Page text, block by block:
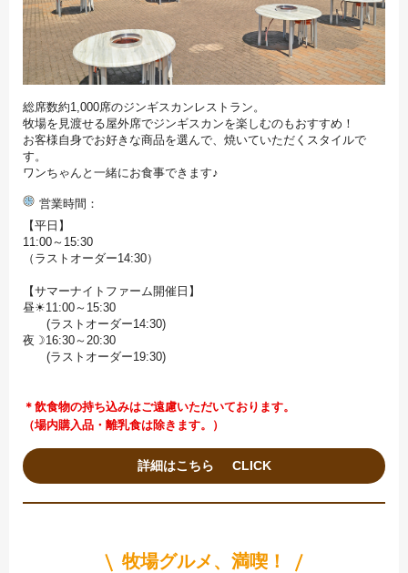
総席数約1,000席のジンギスカンレストラン。
牧場を見渡せる屋外席でジンギスカンを楽しむのもおすすめ！
お客様自身でお好きな商品を選んで、焼いていただくスタイルで
す。
ワンちゃんと一緒にお食事できます♪
営業時間
【平日】
11:00～15:30
（ラストオーダー14:30）
【サマーナイトファーム開催日】
昼☀11:00～15:30
(ラストオーダー14:30)
夜☽16:30～20:30
(ラストオーダー19:30)
＊飲食物の持ち込みはご遠慮いただいております。
（場内購入品・離乳食は除きます。）
詳細はこちら
牧場グルメ、満喫！